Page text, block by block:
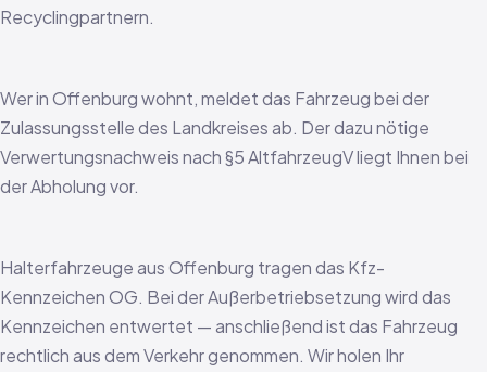
Recyclingpartnern.
Wer in Offenburg wohnt, meldet das Fahrzeug bei der
Zulassungsstelle des Landkreises ab. Der dazu nötige
Verwertungsnachweis nach §5 AltfahrzeugV liegt Ihnen bei
der Abholung vor.
Halterfahrzeuge aus Offenburg tragen das Kfz-
Kennzeichen OG. Bei der Außerbetriebsetzung wird das
Kennzeichen entwertet — anschließend ist das Fahrzeug
rechtlich aus dem Verkehr genommen. Wir holen Ihr